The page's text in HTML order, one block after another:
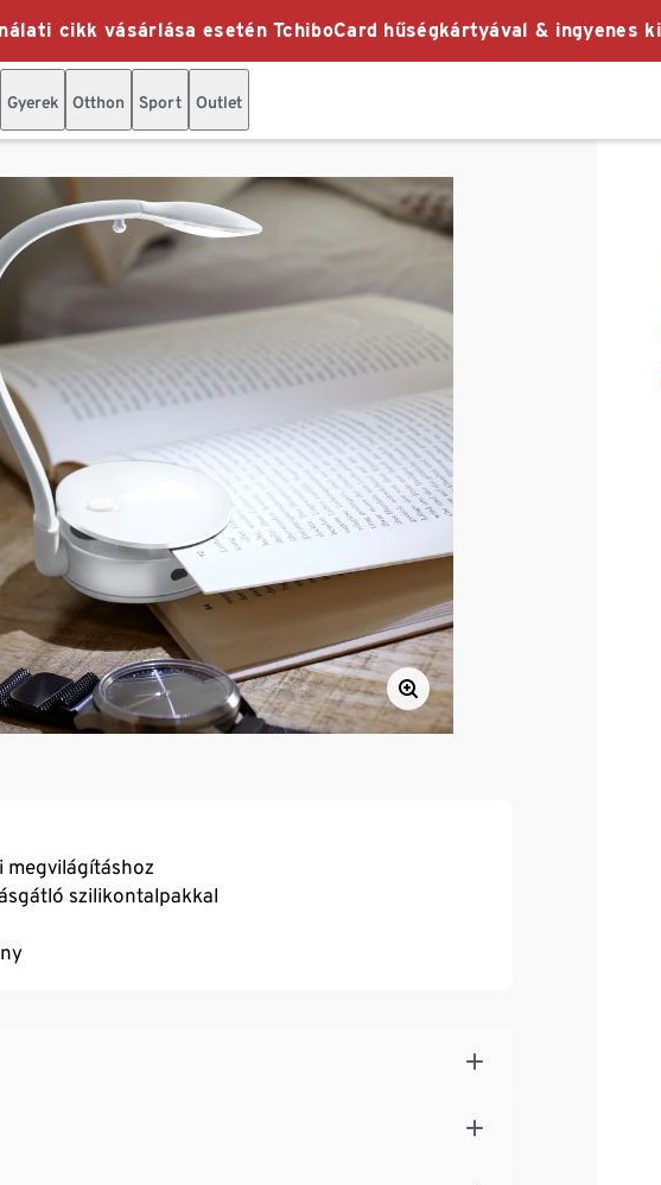
cikk vásárlása esetén TchiboCard hűségkártyával & ingyenes
Gyerek Otthon Sport Outlet
megvilágításhoz
szilikontalpakkal